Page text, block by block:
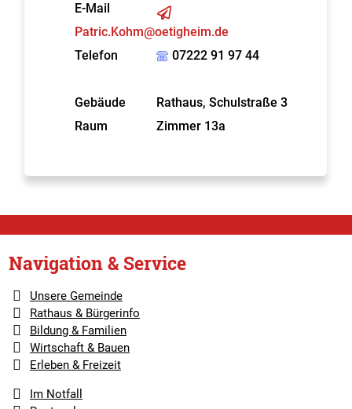
E-Mail
Patric.Kohm@oetigheim.de
Telefon
07222 91 97 44
Gebäude
Rathaus, Schulstraße 3
Raum
Zimmer 13a
Navigation & Service
Unsere Gemeinde
Rathaus & Bürgerinfo
Bildung & Familien
Wirtschaft & Bauen
Erleben & Freizeit
Im Notfall